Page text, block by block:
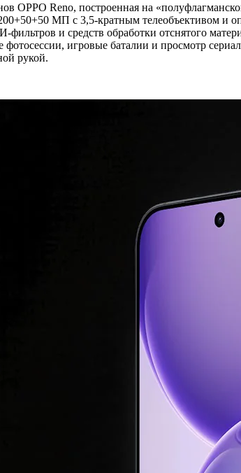
OPPO Reno, построенная на
МП с 3,5-кратным телеобъективом и
фильтров и средств обработки отснятого
игровые баталии и просмотр
рукой.